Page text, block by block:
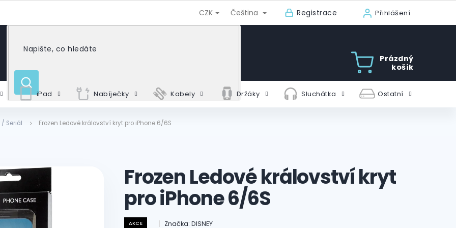
CZK Čeština Registrace Přihlášení
HLEDAT
Prázdný
košík
iPad Nabíječky Kabely Držáky Sluchátka Ostatní
/ Seriál Frozen Ledové království kryt pro iPhone 6/6S
Frozen Ledové království kryt
pro iPhone 6/6S
AKCE Značka:DISNEY